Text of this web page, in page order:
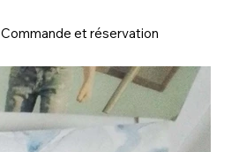
Commande et réservation